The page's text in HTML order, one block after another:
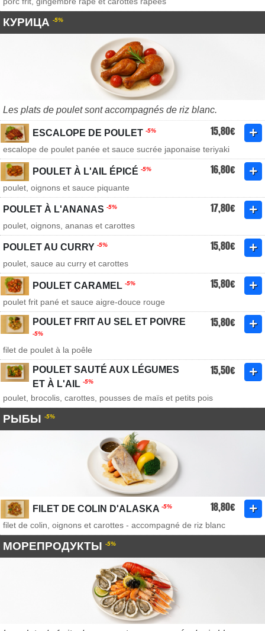
КУРИЦА -5%
Les plats de poulet sont accompagnés de riz blanc.
ESCALOPE DE POULET -5% 15,80€
escalope de poulet panée et sauce sucrée japonaise teriyaki
POULET À L'AIL ÉPICÉ -5% 16,80€
poulet, oignons et sauce piquante
POULET À L'ANANAS -5% 17,80€
poulet, oignons, ananas et carottes
POULET AU CURRY -5% 15,80€
poulet, sauce au curry et carottes
POULET CARAMEL -5% 15,80€
poulet frit pané et sauce aigre-douce rouge
POULET FRIT AU SEL ET POIVRE
-5%
15,80€
filet de poulet à la poêle
POULET SAUTÉ AUX LÉGUMES
ET À L'AIL -5%
15,50€
poulet, brocolis, carottes, pousses de maïs et petits pois
РЫБЫ -5%
FILET DE COLIN D'ALASKA -5% 18,80€
filet de colin, oignons et carottes - accompagné de riz blanc
МОРЕПРОДУКТЫ -5%